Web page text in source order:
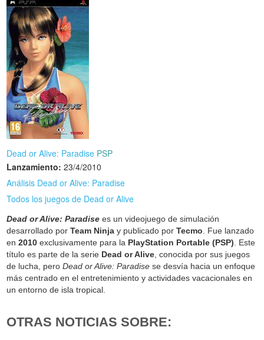
Dead or Alive: Paradise PSP
Lanzamiento: 23/4/2010
Análisis Dead or Alive: Paradise
Todos los juegos de Dead or Alive
Dead or Alive: Paradise es un videojuego de simulación
desarrollado porTeam Ninja y publicado porTecmo . Fue lanzado
en2010 exclusivamente para la PlayStation Portable (PSP) . Este
título es parte de la serie Dead or Alive , conocida por sus juegos
de lucha, peroDead or Alive: Paradise se desvía hacia un enfoque
más centrado en el entretenimiento y actividades vacacionales en
un entorno de isla tropical.
OTRAS NOTICIAS SOBRE: